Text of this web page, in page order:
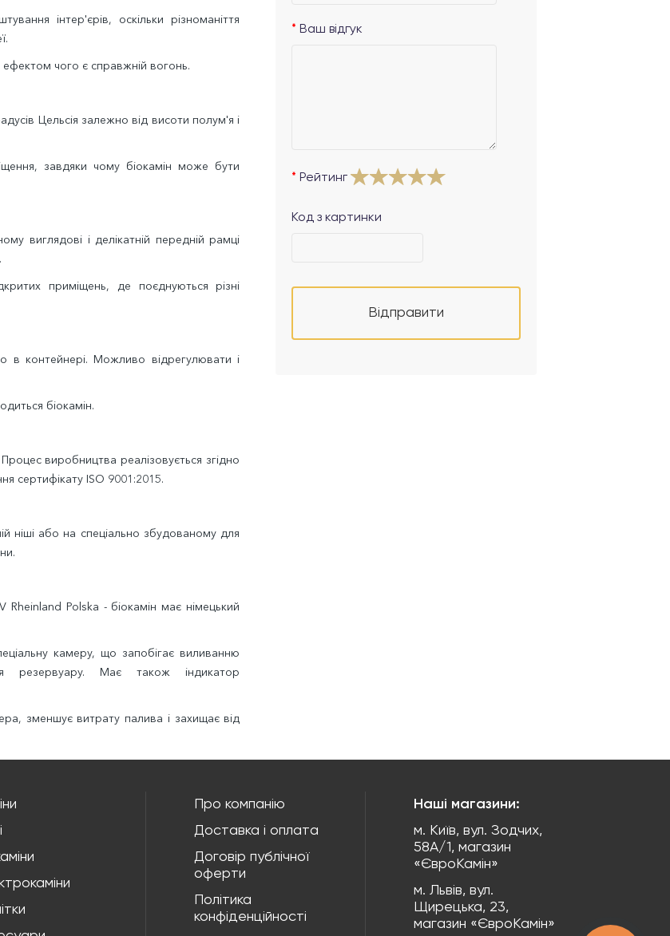
інтер'єрів, оскільки різноманіття
чого є справжній вогонь.
Цельсія залежно від висоти полум'я і
завдяки чому біокамін може бути
виглядові і делікатній передній рамці
приміщень, де поєднуються різні
в контейнері. Можливо відрегулювати і
біокамін.
виробництва реалізовується згідно
сертифікату ISO 9001:2015.
ніші або на спеціально збудованому для
Rheinland Polska - біокамін має німецький
камеру, що запобігає виливанню
резервуару. Має також індикатор
зменшує витрату палива і захищає від
Ваш відгук
Рейтинг
Код з картинки
Відправити
Про компанію
Доставка і оплата
Договір публічної
оферти
Політика
конфіденційності
Наші магазини:
м. Київ, вул. Зодчих,
58А/1, магазин
«ЄвроКамін»
м. Львів, вул.
Щирецька, 23,
магазин «ЄвроКамін»